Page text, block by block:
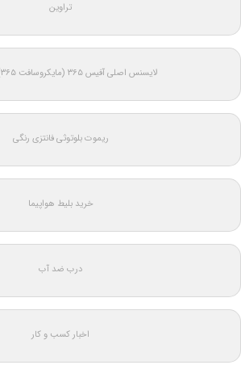
تراوین
لایسنس اصلی آفیس ۳۶۵ (مایکروسافت ۳۶۵) اورجینال
ریموت بلوتوثی فانتزی رنگی
خرید بلیط هواپیما
درب ضد آب
اخبار کسب و کار